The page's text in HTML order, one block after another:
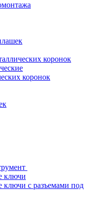
коронок
коронок
ключи
ключи с разъемами под